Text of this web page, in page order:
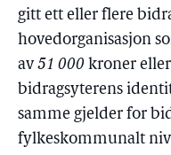
gitt ett eller flere
hovedorganisasjon
av51 000 kroner
bidragsyterens
samme gjelder for
fylkeskommunalt